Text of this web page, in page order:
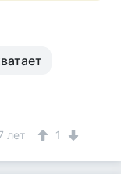
лет 1